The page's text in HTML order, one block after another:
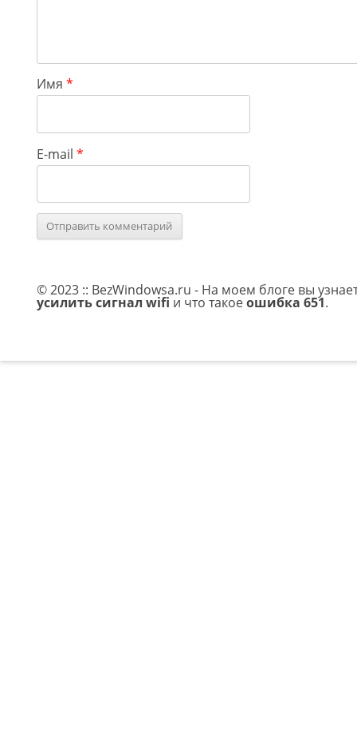
Имя *
E-mail *
© 2023 :: BezWindowsa.ru - На моем блоге вы
усилить сигнал wifi и что такоеошибка 651.